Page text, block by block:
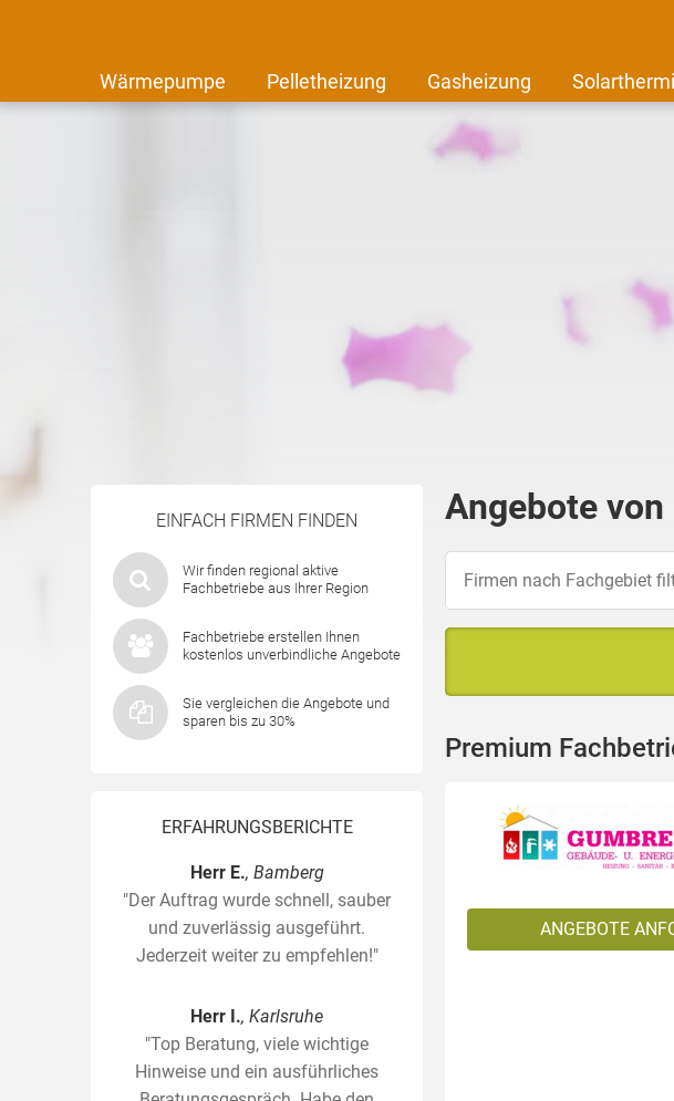
Wärmepumpe Pelletheizung Gasheizung
EINFACH FIRMEN FINDEN
Wir finden regional aktive
Fachbetriebe aus Ihrer Region
Fachbetriebe erstellen Ihnen
kostenlos unverbindliche Angebote
Sie vergleichen die Angebote und
sparen bis zu 30%
ERFAHRUNGSBERICHTE
Herr E., Bamberg
"Der Auftrag wurde schnell, sauber
und zuverlässig ausgeführt.
Jederzeit weiter zu empfehlen!"
Herr I., Karlsruhe
"Top Beratung, viele wichtige
Hinweise und ein ausführliches
Angebote
Premium
ANGEBOTE